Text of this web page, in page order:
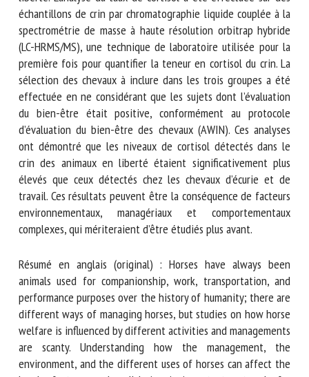
du taux de cortisol a été effectuée sur des échantillons de
crin par chromatographie liquide couplée à la spectrométrie
de masse à haute résolution orbitrap hybride (LC-HRMS/MS),
une technique de laboratoire utilisée pour la première fois
pour quantifier la teneur en cortisol du crin. La sélection des
chevaux à inclure dans les trois groupes a été effectuée en
ne considérant que les sujets dont l’évaluation du bien-être
était positive, conformément au protocole d’évaluation du
bien-être des chevaux (AWIN). Ces analyses ont démontré
que les niveaux de cortisol détectés dans le crin des
animaux en liberté étaient significativement plus élevés
que ceux détectés chez les chevaux d’écurie et de travail.
Ces résultats peuvent être la conséquence de facteurs
environnementaux, managériaux et comportementaux
Résumé en anglais (original) : Horses have always been
animals used for companionship, work, transportation, and
performance purposes over the history of humanity; there
are different ways of managing horses, but studies on how
horse welfare is influenced by different activities and
managements are scanty. Understanding how the